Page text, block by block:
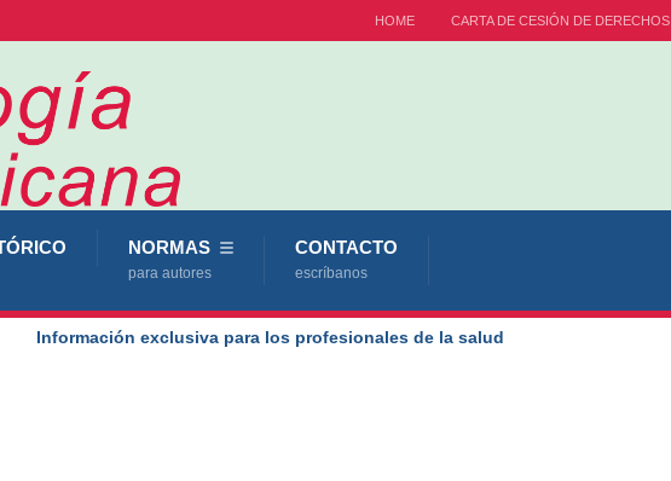
HOME CARTA DE CESIÓN DE DERECHOS
NORMAS
para autores
CONTACTO
escríbanos
Información exclusiva para los profesionales de la salud